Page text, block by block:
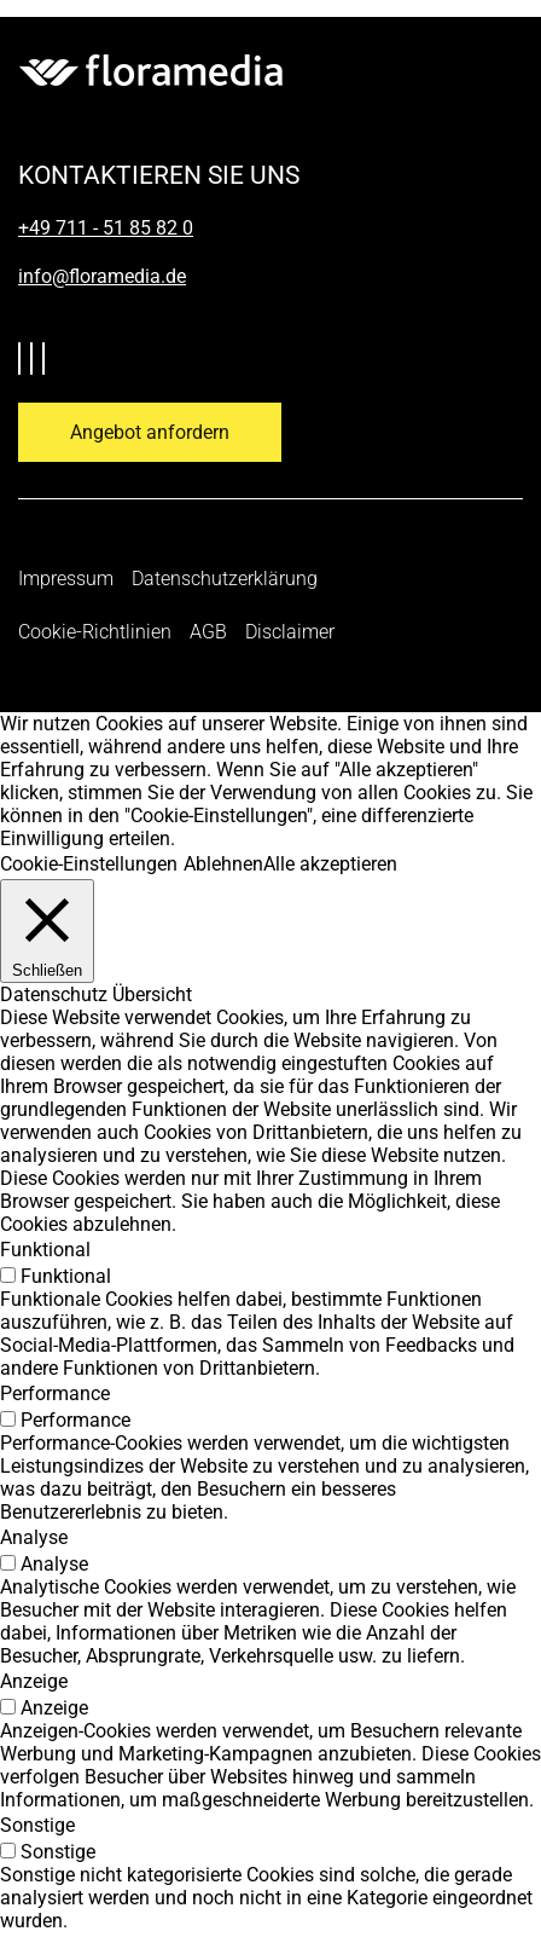
KONTAKTIEREN SIE UNS
+49 711 - 51 85 82 0
info@floramedia.de
Angebot anfordern
Impressum Datenschutzerklärung
Cookie-Richtlinien AGB Disclaimer
Wir nutzen Cookies auf unserer Website. Einige von ihnen sind
essentiell, während andere uns helfen, diese Website und Ihre
Erfahrung zu verbessern. Wenn Sie auf "Alle akzeptieren"
klicken, stimmen Sie der Verwendung von allen Cookies zu. Sie
können in den "Cookie-Einstellungen", eine differenzierte
Einwilligung erteilen.
Cookie-Einstellungen AblehnenAlle akzeptieren
Schließen
Datenschutz Übersicht
Diese Website verwendet Cookies, um Ihre Erfahrung zu
verbessern, während Sie durch die Website navigieren. Von
diesen werden die als notwendig eingestuften Cookies auf
Ihrem Browser gespeichert, da sie für das Funktionieren der
grundlegenden Funktionen der Website unerlässlich sind. Wir
verwenden auch Cookies von Drittanbietern, die uns helfen zu
analysieren und zu verstehen, wie Sie diese Website nutzen.
Diese Cookies werden nur mit Ihrer Zustimmung in Ihrem
Browser gespeichert. Sie haben auch die Möglichkeit, diese
Cookies abzulehnen.
Funktional
Funktional
Funktionale Cookies helfen dabei, bestimmte Funktionen
auszuführen, wie z. B. das Teilen des Inhalts der Website auf
Social-Media-Plattformen, das Sammeln von Feedbacks und
andere Funktionen von Drittanbietern.
Performance
Performance
Performance-Cookies werden verwendet, um die wichtigsten
Leistungsindizes der Website zu verstehen und zu analysieren,
was dazu beiträgt, den Besuchern ein besseres
Benutzererlebnis zu bieten.
Analyse
Analyse
Analytische Cookies werden verwendet, um zu verstehen, wie
Besucher mit der Website interagieren. Diese Cookies helfen
dabei, Informationen über Metriken wie die Anzahl der
Besucher, Absprungrate, Verkehrsquelle usw. zu liefern.
Anzeige
Anzeige
Anzeigen-Cookies werden verwendet, um Besuchern relevante
Werbung und Marketing-Kampagnen anzubieten. Diese Cookies
verfolgen Besucher über Websites hinweg und sammeln
Informationen, um maßgeschneiderte Werbung bereitzustellen.
Sonstige
Sonstige
Sonstige nicht kategorisierte Cookies sind solche, die gerade
analysiert werden und noch nicht in eine Kategorie eingeordnet
wurden.